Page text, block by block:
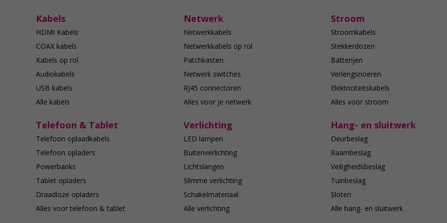
Kabels
HDMI Kabels
COAX kabels
Kabels op rol
Audiokabels
USB kabels
Alle kabels
Netwerk
Netwerkkabels
Netwerkkabels op rol
Patchkasten
Netwerk switches
RJ45 connectoren
Alles voor je netwerk
Stroom
Stroomkabels
Stekkerdozen
Batterijen
Verlengsnoeren
Elektriciteitskabels
Alles voor stroom
Telefoon & Tablet
Telefoon oplaadkabels
Telefoon opladers
Powerbanks
Tablet opladers
Draadloze opladers
Alles voor telefoon & tablet
Verlichting
LED lampen
Buitenverlichting
Lichtslangen
Slimme verlichting
Schakelmateriaal
Alle verlichting
Hang- en sluitwerk
Deurbeslag
Raambeslag
Veiligheidsbeslag
Tuinbeslag
Sloten
Alle hang- en sluitwerk